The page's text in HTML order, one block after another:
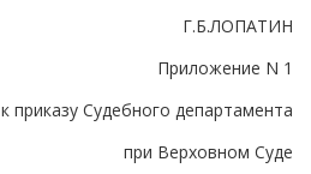
Г.Б.ЛОПАТИН
Приложение N 1
к приказу Судебного департамента
при Верховном Суде